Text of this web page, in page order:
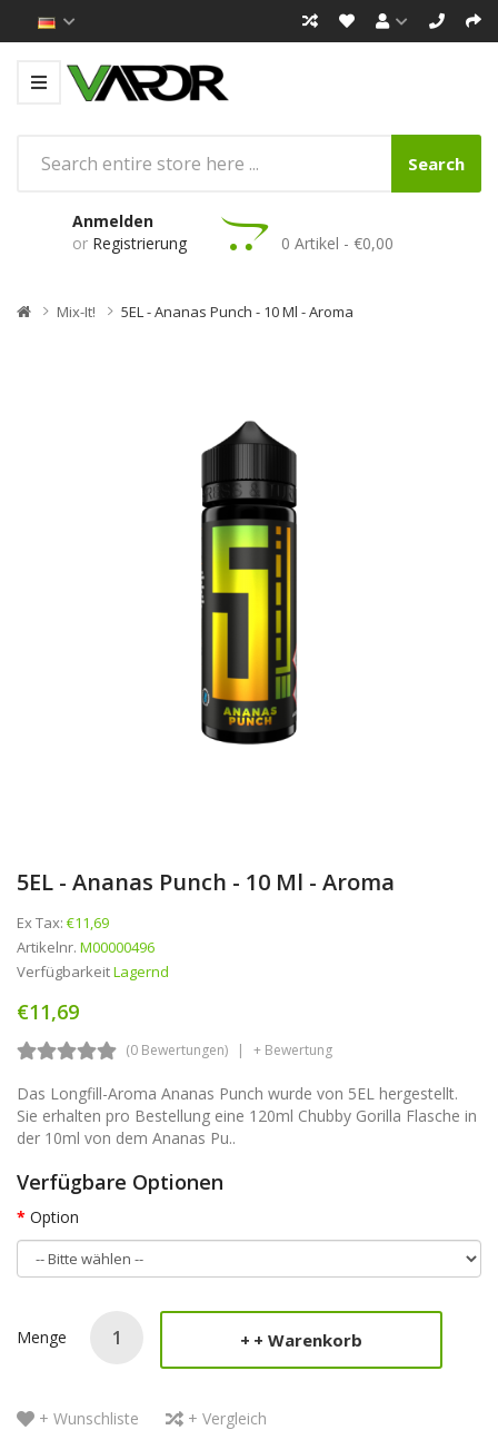
Search
Anmelden
or Registrierung 0 Artikel - €0,00
Mix-It! 5EL - Ananas Punch - 10 Ml - Aroma
5EL - Ananas Punch - 10 Ml - Aroma
Ex Tax: €11,69
Artikelnr. M00000496
VerfügbarkeitLagernd
€11,69
(0 Bewertungen) + Bewertung
Das Longfill-Aroma Ananas Punch wurde von 5EL hergestellt.
Sie erhalten pro Bestellung eine 120ml Chubby Gorilla Flasche in
der 10ml von dem Ananas Pu..
Verfügbare Optionen
Option
Menge + Warenkorb
+ Wunschliste + Vergleich